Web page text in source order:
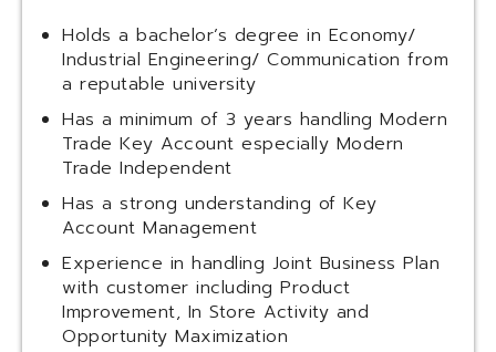
Holds a bachelor’s degree in Economy/
Industrial Engineering/ Communication from
a reputable university
Has a minimum of 3 years handling Modern
Trade Key Account especially Modern
Trade Independent
Has a strong understanding of Key
Account Management
Experience in handling Joint Business Plan
with customer including Product
Improvement, In Store Activity and
Opportunity Maximization